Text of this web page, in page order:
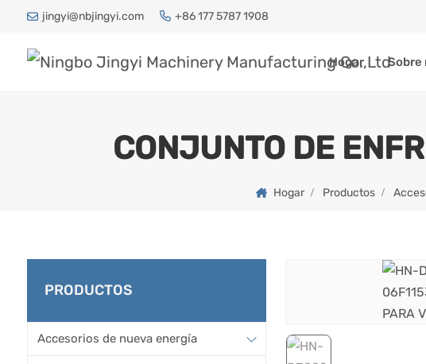
jingyi@nbjingyi.com +86 177 5787 1908
Hogar Sobre
CONJUNTO DE
Hogar Productos
PRODUCTOS
Accesorios de nueva energía